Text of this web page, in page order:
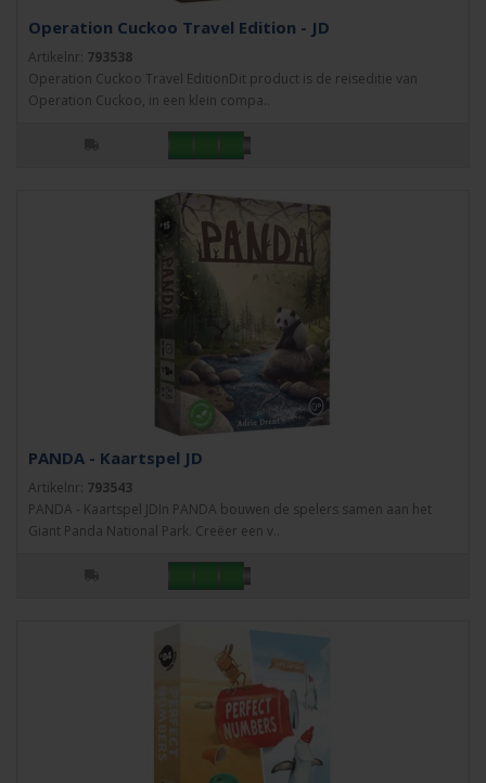
Operation Cuckoo Travel Edition - JD
Artikelnr: 793538
Operation Cuckoo Travel EditionDit product is de reiseditie van
Operation Cuckoo, in een klein compa..
PANDA - Kaartspel JD
Artikelnr: 793543
PANDA - Kaartspel JDIn PANDA bouwen de spelers samen aan het
Giant Panda National Park. Creëer een v..